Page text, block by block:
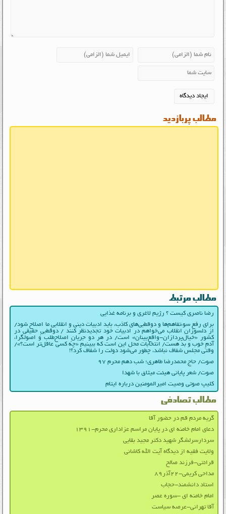
مطالب پربازدید
مطالب مرتبط
رضا ناصری کیست ؟ رژیم لاغری و برنامه غذایی
برای رفع سوءتفاهم‌ها و دوقطبی‌های کاذب، باید ادبیات دینی و انقلابیِ ما اصلاح شود/
از دلسوزان انقلاب می‌خواهم در ادبیات‌ خود تجدیدنظر کنند / دوقطبیِ حقیقی در
کشور «خیال‌پردازان-واقع‌بینان» است/ در هر دو جریانِ اصلاح‌طلب و اصولگرا،
آدمِ خوب و بد هست/ انتخابات محل این است که ببینیم «چه کسی عاقل‌تر است؟»/
وقتی مجلس شفاف نباشد، چطور می‌شود دولت را شفاف کرد؟!
صوت/ حاج محمدرضا طاهری؛ شب دهم محرم ۹۷
صوت/ شعر پایانی هیئت میثاق با شهدا
کلیپ صوتی وصیت امیرالمومنین درباره ایتام
مطالب تصادفی
گریه مردم قم در حضور آقا
دعای امام خامنه ای در پایان مراسم عزاداری محرم-۱۳۹۱
سردارسرلشگر شهید دکتر مجید بقایی
ولایت فقیه از دیدگاه آیت الله کاشانی
قرائتی-فرزند صالح
مداحی کریمی-۲۲آذر۸۹
استاد دانشمند-حجاب
امام خامنه ای -سوره عصر
آقا تهرانی-عرصه سیاست